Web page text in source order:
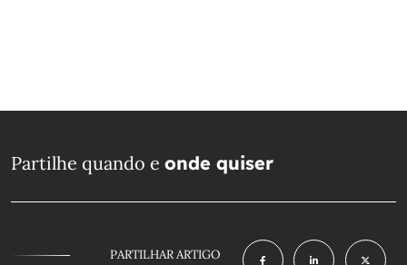
Partilhe quando e onde quiser
PARTILHAR ARTIGO